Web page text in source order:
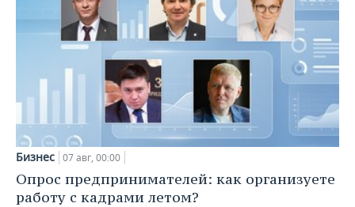
Бизнес 07 авг, 00:00
Опрос предпринимателей: как организуете
работу с кадрами летом?